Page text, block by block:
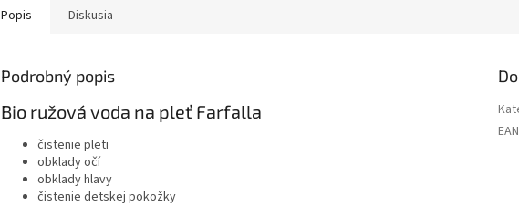
Popis Diskusia
Podrobný popis
Bio ružová voda na pleť Farfalla
čistenie pleti
obklady očí
obklady hlavy
čistenie detskej pokožky
EAN